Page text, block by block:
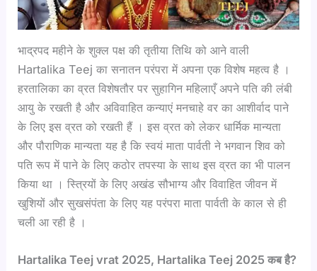
भाद्रपद महीने के शुक्ल पक्ष की तृतीया तिथि को आने वाली
Hartalika Teej का सनातन परंपरा में अपना एक विशेष महत्व है ।
हरतालिका का व्रत विशेषतौर पर सुहागिन महिलाएँ अपने पति की लंबी
आयु के रखती है और अविवाहित कन्याएं मनचाहे वर का आशीर्वाद पाने
के लिए इस व्रत को रखती हैं । इस व्रत को लेकर धार्मिक मान्यता
और पौराणिक मान्यता यह है कि स्वयं माता पार्वती ने भगवान शिव को
पति रूप में पाने के लिए कठोर तपस्या के साथ इस व्रत का भी पालन
किया था । स्त्रियों के लिए अखंड सौभाग्य और विवाहित जीवन में
खुशियों और सुखसंपंता के लिए यह परंपरा माता पार्वती के काल से ही
चली आ रही है ।
Hartalika Teej vrat 2025, Hartalika Teej 2025 कब है?